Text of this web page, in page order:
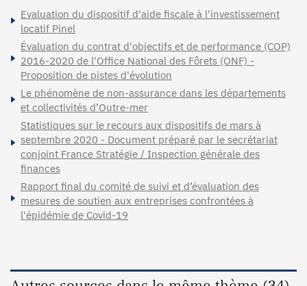
Evaluation du dispositif d'aide fiscale à l'investissement
locatif Pinel
Évaluation du contrat d'objectifs et de performance (COP)
2016-2020 de l'Office National des Fôrets (ONF) -
Proposition de pistes d'évolution
Le phénomène de non-assurance dans les départements
et collectivités d’Outre-mer
Statistiques sur le recours aux dispositifs de mars à
septembre 2020 - Document préparé par le secrétariat
conjoint France Stratégie / Inspection générale des
finances
Rapport final du comité de suivi et d’évaluation des
mesures de soutien aux entreprises confrontées à
l'épidémie de Covid-19